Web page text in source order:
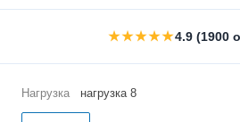
★★★★★4.9 (1900
Нагрузка нагрузка 8